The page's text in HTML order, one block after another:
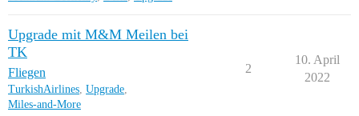
Upgrade mit M&M Meilen bei
TK
Fliegen
TurkishAirlines, Upgrade,
Miles-and-More
2
10. April
2022